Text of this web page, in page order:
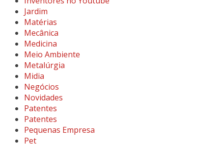
Jardim
Matérias
Mecânica
Medicina
Meio Ambiente
Metalúrgia
Midia
Negócios
Novidades
Patentes
Patentes
Pequenas Empresa
Pet